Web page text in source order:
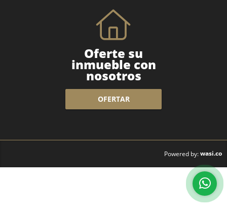
Oferte su
inmueble con
nosotros
OFERTAR
Powered by:wasi.co